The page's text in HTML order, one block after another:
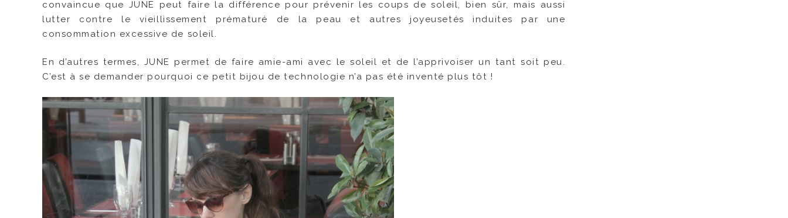
convaincue que JUNE peut faire la différence pour prévenir les coups de soleil, bien sûr, mais aussi
lutter contre le vieillissement prématuré de la peau et autres joyeusetés induites par une
consommation excessive de soleil.
En d’autres termes, JUNE permet de faire amie-ami avec le soleil et de l’apprivoiser un tant soit peu.
C’est à se demander pourquoi ce petit bijou de technologie n’a pas été inventé plus tôt !